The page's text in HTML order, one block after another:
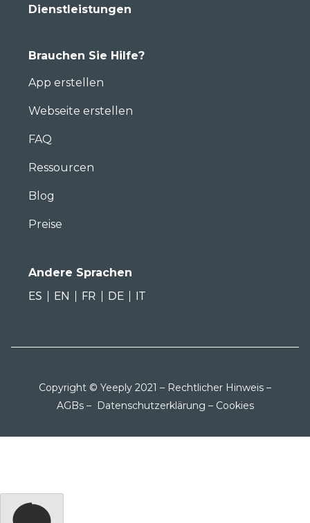
Dienstleistungen
Brauchen Sie Hilfe?
App erstellen
Webseite erstellen
FAQ
Ressourcen
Blog
Preise
Andere Sprachen
ES
EN FR DE IT
Copyright © Yeeply 2021 – Rechtlicher Hinweis –
AGBs– Datenschutzerklärung – Cookies